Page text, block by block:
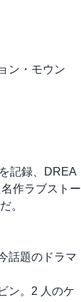
ン・モウン
記録、DREA
作ラブストー
。
話題のドラマ
ン。2 人のケ